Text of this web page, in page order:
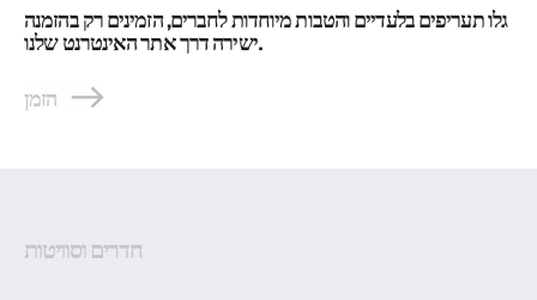
גלו תעריפים בלעדיים והטבות מיוחדות לחברים, הזמינים רק בהזמנה
ישירה דרך אתר האינטרנט שלנו.
חדרים וסוויטות